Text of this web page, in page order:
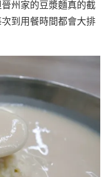
州家的豆漿麵真的截
到用餐時間都會大排